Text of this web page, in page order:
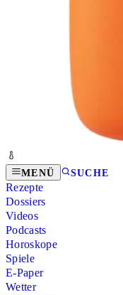
MENÜ SUCHE
Rezepte
Dossiers
Videos
Podcasts
Horoskope
Spiele
E-Paper
Wetter